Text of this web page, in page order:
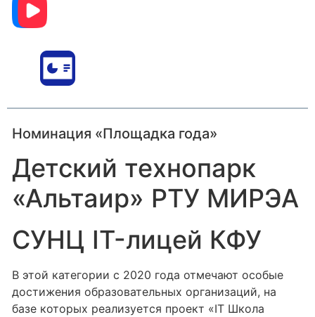
Номинация «Площадка года»
Детский технопарк
«Альтаир» РТУ МИРЭА
СУНЦ IT-лицей КФУ
В этой категории с 2020 года отмечают особые
достижения образовательных организаций, на
базе которых реализуется проект «IT Школа